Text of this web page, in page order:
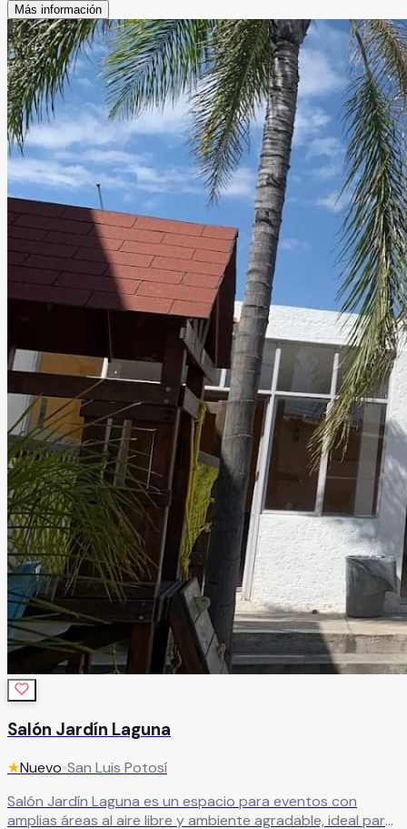
Más información
Salón Jardín Laguna
★Nuevo•San Luis Potosí
Salón Jardín Laguna es un espacio para eventos con
amplias áreas al aire libre y ambiente agradable, ideal para